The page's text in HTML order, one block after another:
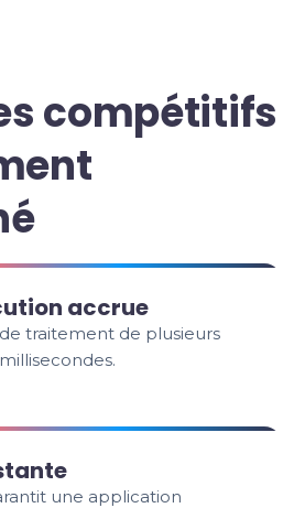
compétitifs
accrue
traitement de plusieurs
une application